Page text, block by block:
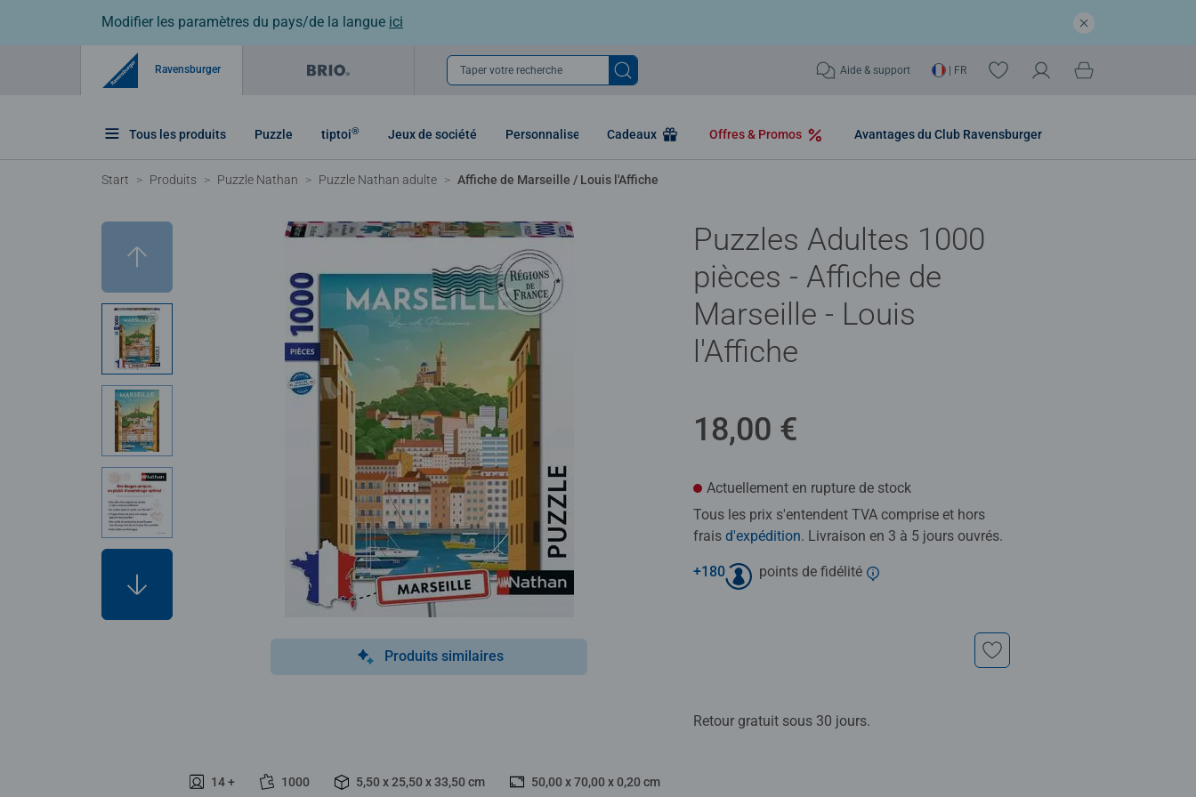
Modifier les paramètres du pays/de la langue ici
Ravensburger Taper votre recherche Aide & support | FR
Tous les produits Puzzle tiptoi® Jeux de société Personnaliser Cadeaux Offres & Promos Avantages du Club Ravensburger
Start Produits Puzzle Nathan Puzzle Nathan adulte Affiche de Marseille / Louis l'Affiche
Produits similaires
14 + 1000 5,50 x 25,50 x 33,50 cm 50,00 x 70,00 x 0,20 cm
Puzzles Adultes 1000
pièces - Affiche de
Marseille - Louis
l'Affiche
18,00 €
Actuellement en rupture de stock
Tous les prix s'entendent TVA comprise et hors
frais d'expédition. Livraison en 3 à 5 jours ouvrés.
+180 points de fidélité
Retour gratuit sous 30 jours.